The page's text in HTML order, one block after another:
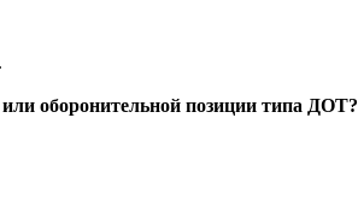
оборонительной позиции типа ДОТ?